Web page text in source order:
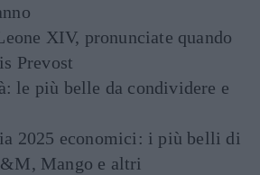
XIV, pronunciate quando
Prevost
le più belle da condividere e
2025 economici: i più belli di
Mango e altri